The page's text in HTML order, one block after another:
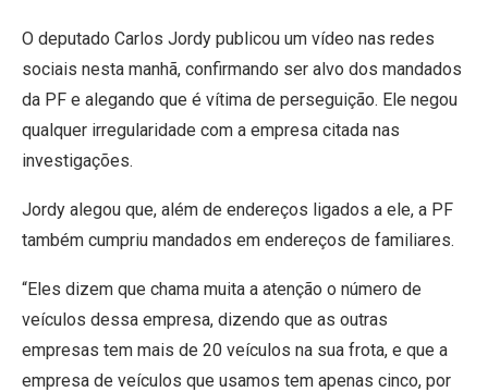
O deputado Carlos Jordy publicou um vídeo nas redes
sociais nesta manhã, confirmando ser alvo dos mandados
da PF e alegando que é vítima de perseguição. Ele negou
qualquer irregularidade com a empresa citada nas
investigações.
Jordy alegou que, além de endereços ligados a ele, a PF
também cumpriu mandados em endereços de familiares.
“Eles dizem que chama muita a atenção o número de
veículos dessa empresa, dizendo que as outras
empresas tem mais de 20 veículos na sua frota, e que a
empresa de veículos que usamos tem apenas cinco, por